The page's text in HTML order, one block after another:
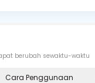
berubah sewaktu-waktu
Cara Penggunaan